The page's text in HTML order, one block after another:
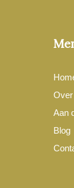
Over
Aan
Blog